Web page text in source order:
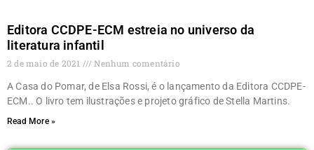
Editora CCDPE-ECM estreia no universo da
literatura infantil
2 de maio de 2021 Nenhum comentário
A Casa do Pomar, de Elsa Rossi, é o lançamento da Editora CCDPE-
ECM.. O livro tem ilustrações e projeto gráfico de Stella Martins.
Read More »